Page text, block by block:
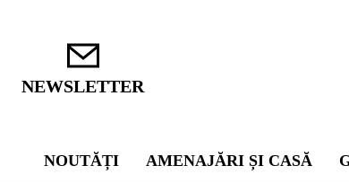
NEWSLETTER
NOUTĂȚI AMENAJĂRI ȘI CASĂ